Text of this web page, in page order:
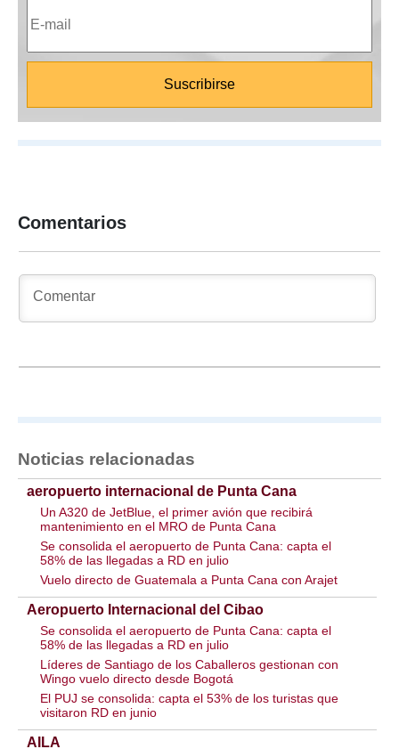
Comentarios
Noticias relacionadas
aeropuerto internacional de Punta Cana
Un A320 de JetBlue, el primer avión que recibirá
mantenimiento en el MRO de Punta Cana
Se consolida el aeropuerto de Punta Cana: capta el
58% de las llegadas a RD en julio
Vuelo directo de Guatemala a Punta Cana con Arajet
Aeropuerto Internacional del Cibao
Se consolida el aeropuerto de Punta Cana: capta el
58% de las llegadas a RD en julio
Líderes de Santiago de los Caballeros gestionan con
Wingo vuelo directo desde Bogotá
El PUJ se consolida: capta el 53% de los turistas que
visitaron RD en junio
AILA